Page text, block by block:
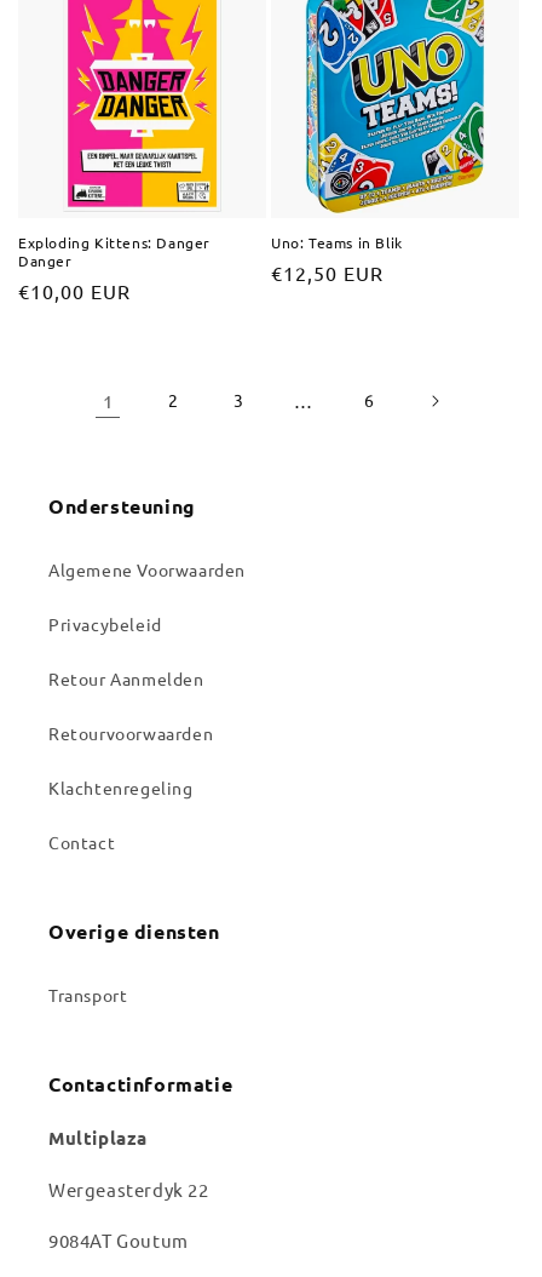
Exploding Kittens: Danger
Danger
Normale
€10,00 EUR
Uno: Teams in Blik
Normale
€12,50 EUR
1 2 3 … 6
Ondersteuning
Algemene Voorwaarden
Privacybeleid
Retour Aanmelden
Retourvoorwaarden
Klachtenregeling
Contact
Overige diensten
Transport
Contactinformatie
Multiplaza
Wergeasterdyk 22
9084AT Goutum